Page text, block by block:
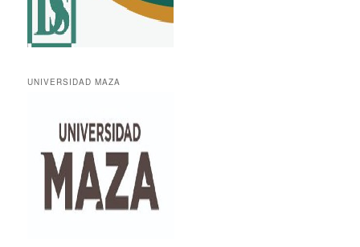
UNIVERSIDAD MAZA